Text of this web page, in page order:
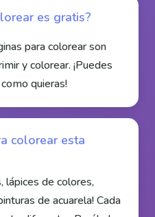
es gratis?
para colorear son
y colorear. ¡Puedes
quieras!
colorear esta
lápices de colores,
de acuarela! Cada